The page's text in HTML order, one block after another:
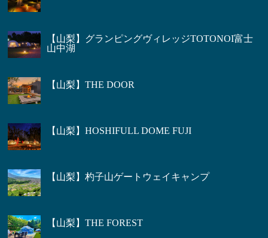
【山梨】グランピングヴィレッジTOTONOI富士
山中湖
【山梨】THE DOOR
【山梨】HOSHIFULL DOME FUJI
【山梨】杓子山ゲートウェイキャンプ
【山梨】THE FOREST